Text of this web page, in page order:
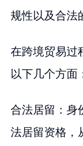
规性以及合法
在跨境贸易过
以下几个方面
合法居留：身
法居留资格，